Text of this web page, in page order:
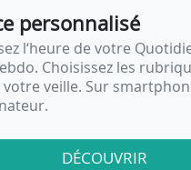
personnalisé
l‘heure de votre
Choisissez les
votre veille. Sur
DÉCOUVRIR